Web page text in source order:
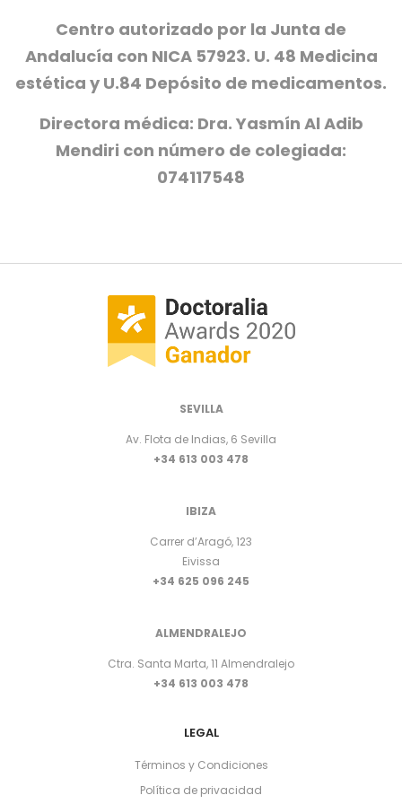
Centro autorizado por la Junta de
Andalucía con NICA 57923. U. 48 Medicina
estética y U.84 Depósito de medicamentos.
Directora médica: Dra. Yasmín Al Adib
Mendiri con número de colegiada:
074117548
SEVILLA
Av. Flota de Indias, 6 Sevilla
+34 613 003 478
IBIZA
Carrer d’Aragó, 123
Eivissa
+34 625 096 245
ALMENDRALEJO
Ctra. Santa Marta, 11 Almendralejo
+34 613 003 478
LEGAL
Términos y Condiciones
Política de privacidad